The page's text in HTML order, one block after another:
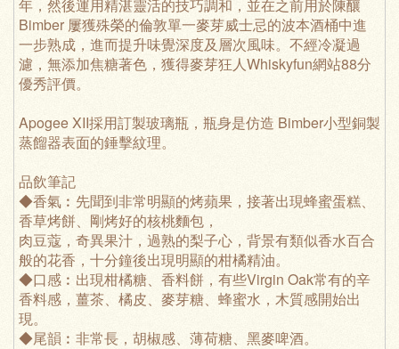
年，然後運用精湛靈活的技巧調和，並在之前用於陳釀
Bimber 屢獲殊榮的倫敦單一麥芽威士忌的波本酒桶中進
一步熟成，進而提升味覺深度及層次風味。不經冷凝過
濾，無添加焦糖著色，獲得麥芽狂人Whiskyfun網站88分
優秀評價。
Apogee XII採用訂製玻璃瓶，瓶身是仿造 Bimber小型銅製
蒸餾器表面的錘擊紋理。
品飲筆記
◆香氣︰先聞到非常明顯的烤蘋果，接著出現蜂蜜蛋糕、
香草烤餅、剛烤好的核桃麵包，
肉豆蔻，奇異果汁，過熟的梨子心，背景有類似香水百合
般的花香，十分鐘後出現明顯的柑橘精油。
◆口感︰出現柑橘糖、香料餅，有些Virgin Oak常有的辛
香料感，薑茶、橘皮、麥芽糖、蜂蜜水，木質感開始出
現。
◆尾韻︰非常長，胡椒感、薄荷糖、黑麥啤酒。